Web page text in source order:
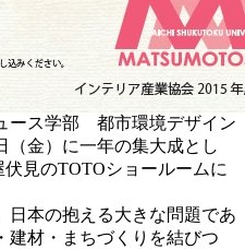
ース学部 都市環境デザイン
金）に一年の集大成とし
見のTOTOショールームに
本の抱える大きな問題であ
建材・まちづくりを結びつ